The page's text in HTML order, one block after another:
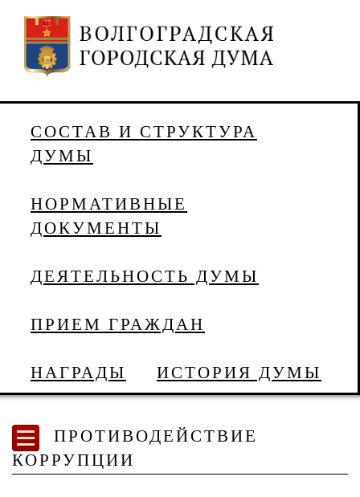
СОСТАВ И СТРУКТУРА
ДУМЫ
НОРМАТИВНЫЕ
ДОКУМЕНТЫ
ДЕЯТЕЛЬНОСТЬ ДУМЫ
ПРИЕМ ГРАЖДАН
НАГРАДЫ ИСТОРИЯ ДУМЫ
ПРОТИВОДЕЙСТВИЕ
КОРРУПЦИИ